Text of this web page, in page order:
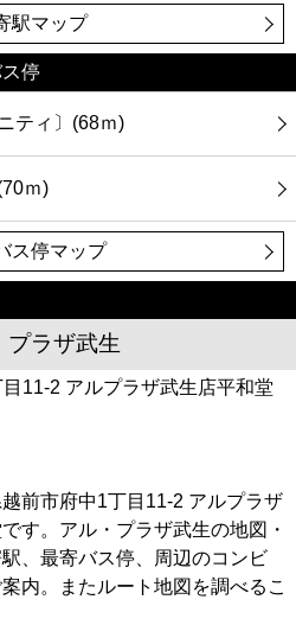
駅マップ
停
ティ〕(68ｍ)
ｍ)
ス停マップ
プラザ武生
11-2 アルプラザ武生店平和堂
前市府中1丁目11-2 アルプラザ
す。アル・プラザ武生の地図・
、最寄バス停、周辺のコンビ
内。またルート地図を調べるこ